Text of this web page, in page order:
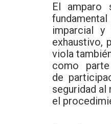
El amparo
imparcial y
exhaustivo,
viola
como
de
seguridad al
el